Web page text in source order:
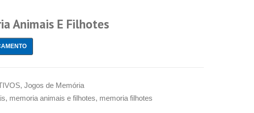
Animais E Filhotes
, Jogos de Memória
, memoria animais e filhotes, memoria filhotes